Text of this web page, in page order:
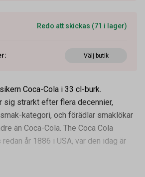
Redo att skickas (71 i lager)
: Välj butik
Coca-Cola i 33 cl-burk.
sig strarkt efter flera decennier,
kategori, och förädlar smaklökar
än Coca-Cola. The Coca Cola
år 1886 i USA, var den idag är
60200344
Inklusive pant